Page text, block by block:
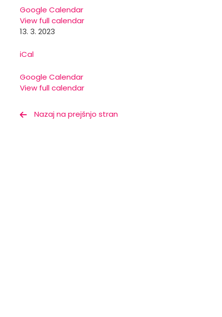
Google Calendar
View full calendar
13. 3. 2023
iCal
Google Calendar
View full calendar
Nazaj na prejšnjo stran